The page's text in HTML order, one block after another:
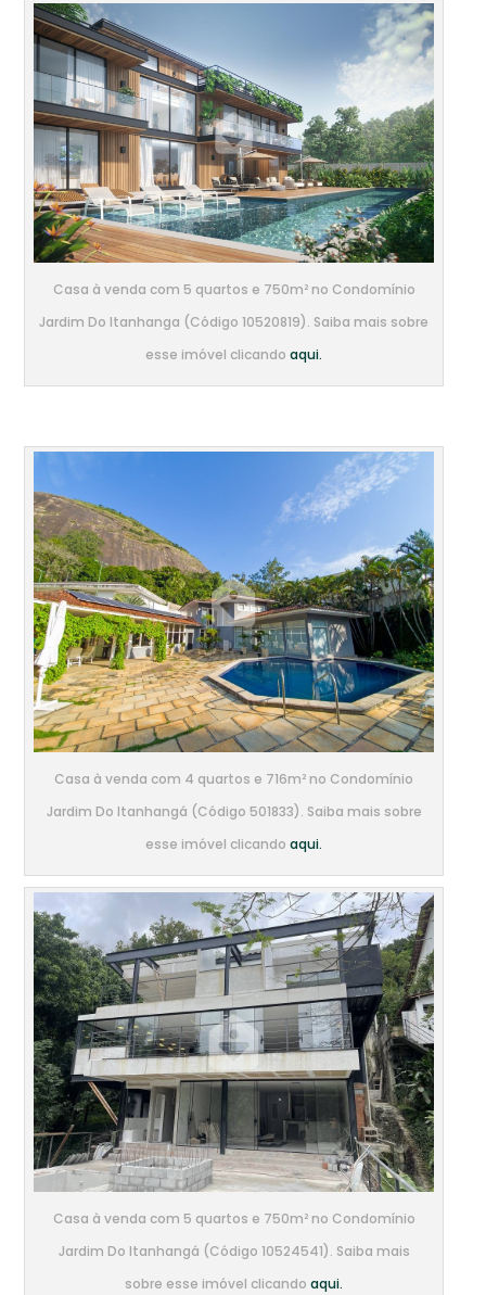
Casa à venda com 5 quartos e 750m² no Condomínio
Jardim Do Itanhanga (Código 10520819). Saiba mais sobre
esse imóvel clicandoaqui.
Casa à venda com 4 quartos e 716m² no Condomínio
Jardim Do Itanhangá (Código 501833). Saiba mais sobre
esse imóvel clicandoaqui.
Casa à venda com 5 quartos e 750m² no Condomínio
Jardim Do Itanhangá (Código 10524541). Saiba mais
sobre esse imóvel clicandoaqui.